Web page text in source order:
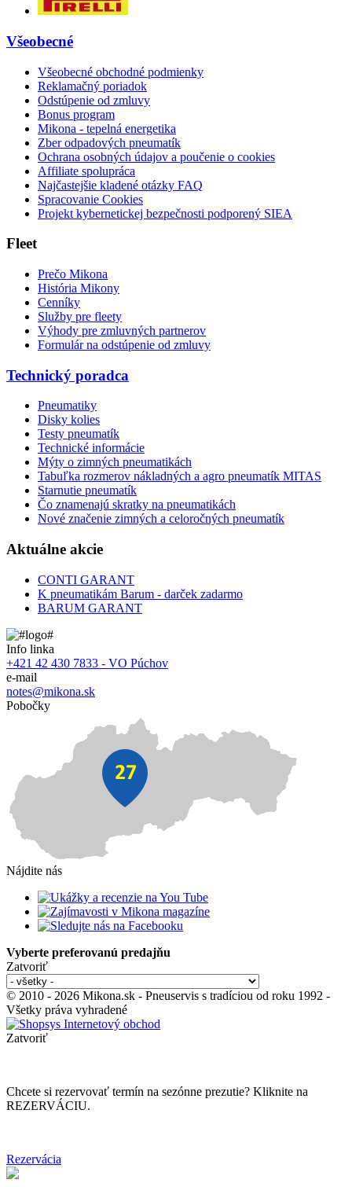
Všeobecné
Všeobecné obchodné podmienky
Reklamačný poriadok
Odstúpenie od zmluvy
Bonus program
Mikona - tepelná energetika
Zber odpadových pneumatík
Ochrana osobných údajov a poučenie o cookies
Affiliate spolupráca
Najčastejšie kladené otázky FAQ
Spracovanie Cookies
Projekt kybernetickej bezpečnosti podporený SIEA
Fleet
Prečo Mikona
História Mikony
Cenníky
Služby pre fleety
Výhody pre zmluvných partnerov
Formulár na odstúpenie od zmluvy
Technický poradca
Pneumatiky
Disky kolies
Testy pneumatík
Technické informácie
Mýty o zimných pneumatikách
Tabuľka rozmerov nákladných a agro pneumatík MITAS
Starnutie pneumatík
Čo znamenajú skratky na pneumatikách
Nové značenie zimných a celoročných pneumatík
Aktuálne akcie
CONTI GARANT
K pneumatikám Barum - darček zadarmo
BARUM GARANT
Info linka
+421 42 430 7833 - VO Púchov
e-mail
notes@mikona.sk
Pobočky
Nájdite nás
Vyberte preferovanú predajňu
Zatvoriť
© 2010 - 2026 Mikona.sk - Pneuservis s tradíciou od roku 1992 -
Všetky práva vyhradené
Zatvoriť
Chcete si rezervovať termín na sezónne prezutie? Kliknite na
REZERVÁCIU.
Rezervácia